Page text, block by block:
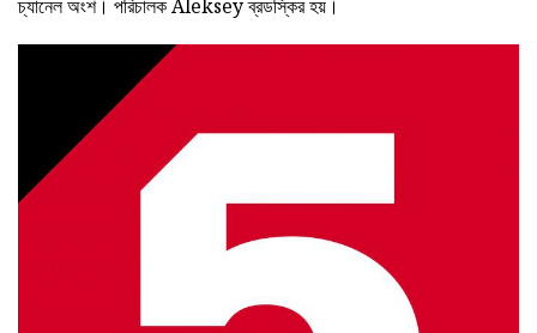
চ্যানেল অংশ। পরিচালক Aleksey ব্রডস্কির হয়।